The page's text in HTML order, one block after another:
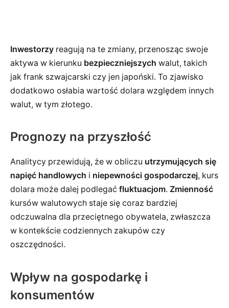
Inwestorzy reagują na te zmiany, przenosząc swoje
aktywa w kierunku bezpieczniejszych walut, takich
jak frank szwajcarski czy jen japoński. To zjawisko
dodatkowo osłabia wartość dolara względem innych
walut, w tym złotego.
Prognozy na przyszłość
Analitycy przewidują, że w obliczu utrzymujących się
napięć handlowych i niepewności gospodarczej, kurs
dolara może dalej podlegać fluktuacjom. Zmienność
kursów walutowych staje się coraz bardziej
odczuwalna dla przeciętnego obywatela, zwłaszcza
w kontekście codziennych zakupów czy
oszczędności.
Wpływ na gospodarkę i
konsumentów